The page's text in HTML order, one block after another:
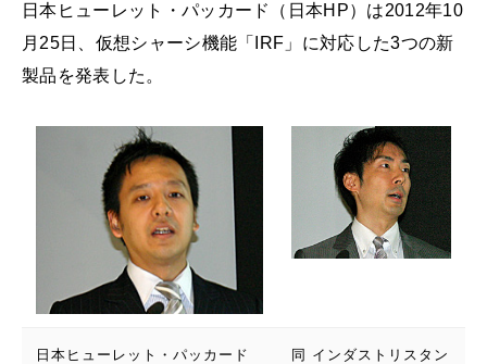
日本ヒューレット・パッカード（日本HP）は2012年10
月25日、仮想シャーシ機能「IRF」に対応した3つの新
製品を発表した。
日本ヒューレット・パッカード
同 インダストリスタン